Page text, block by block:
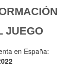
JUEGO
en España: